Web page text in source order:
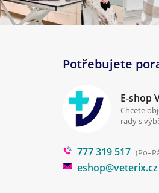
Potřebujete
E-shop
Chcete
rady s
777 319 517
eshop@veterix.cz